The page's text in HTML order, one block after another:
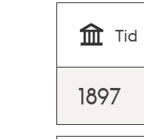
Tid
1897